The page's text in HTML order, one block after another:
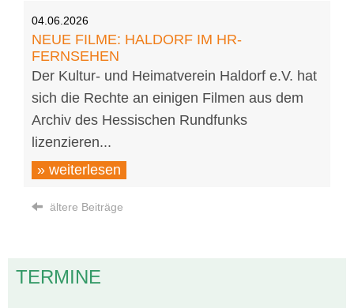
04.06.2026
NEUE FILME: HALDORF IM HR-
FERNSEHEN
Der Kultur- und Heimatverein Haldorf e.V. hat
sich die Rechte an einigen Filmen aus dem
Archiv des Hessischen Rundfunks
lizenzieren...
» weiterlesen
ältere Beiträge
TERMINE